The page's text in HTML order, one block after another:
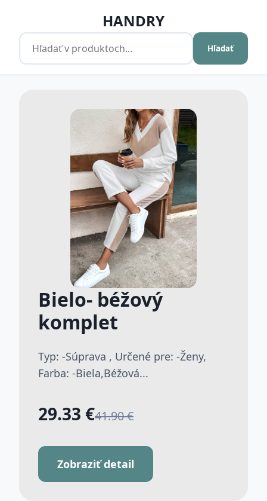
HANDRY
Hľadať
Bielo- béžový
komplet
Typ: -Súprava , Určené pre: -Ženy,
Farba: -Biela,Béžová...
29.33 €41.90 €
Zobraziť detail